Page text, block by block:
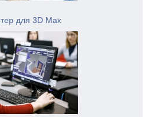
для 3D Max